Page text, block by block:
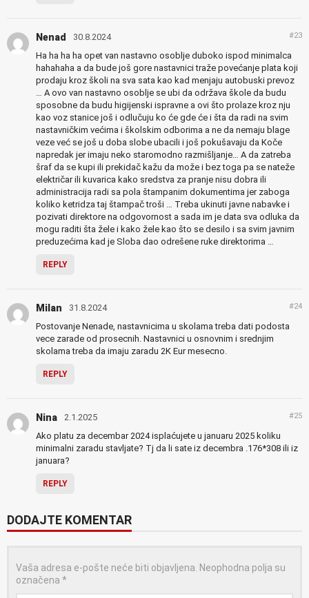
Nenad 30.8.2024 #23
Ha ha ha ha opet van nastavno osoblje duboko ispod minimalca
hahahaha a da bude još gore nastavnici traže povećanje plata koji
prodaju kroz školi na sva sata kao kad menjaju autobuski prevoz
… A ovo van nastavno osoblje se ubi da održava škole da budu
sposobne da budu higijenski ispravne a ovi što prolaze kroz nju
kao voz stanice još i odlučuju ko će gde će i šta da radi na svim
nastavničkim većima i školskim odborima a ne da nemaju blage
veze već se još u doba slobe ubacili i još pokušavaju da Koče
napredak jer imaju neko staromodno razmišljanje… A da zatreba
šraf da se kupi ili prekidač kažu da može i bez toga pa se nateže
električar ili kuvarica kako sredstva za pranje nisu dobra ili
administracija radi sa pola štampanim dokumentima jer zaboga
koliko ketridza taj štampač troši … Treba ukinuti javne nabavke i
pozivati direktore na odgovornost a sada im je data sva odluka da
mogu raditi šta žele i kako žele kao što se desilo i sa svim javnim
preduzećima kad je Sloba dao odrešene ruke direktorima …
REPLY
Milan 31.8.2024 #24
Postovanje Nenade, nastavnicima u skolama treba dati podosta
vece zarade od prosecnih. Nastavnici u osnovnim i srednjim
skolama treba da imaju zaradu 2K Eur mesecno.
REPLY
Nina 2.1.2025 #25
Ako platu za decembar 2024 isplaćujete u januaru 2025 koliku
minimalni zaradu stavljate? Tj da li sate iz decembra .176*308 ili iz
januara?
REPLY
DODAJTE KOMENTAR
Vaša adresa e-pošte neće biti objavljena. Neophodna polja su
označena *